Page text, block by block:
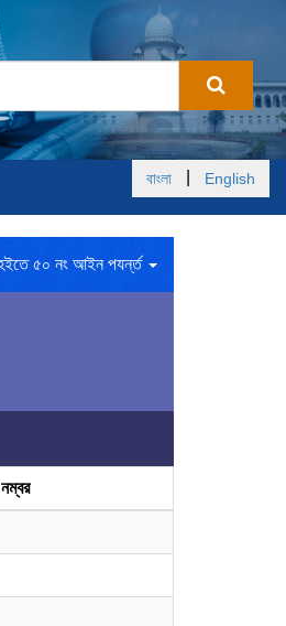
বাংলা English
৫০ নং আইন পযর্ন্ত